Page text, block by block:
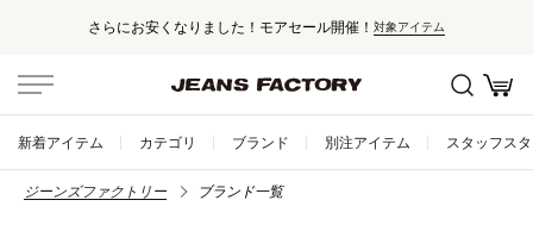
さらにお安くなりました！モアセール開催！ 対象アイテム
新着アイテム カテゴリ ブランド 別注アイテム スタッフス
ジーンズファクトリー ブランド一覧